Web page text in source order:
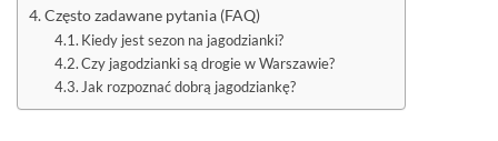
Często zadawane pytania (FAQ)
Kiedy jest sezon na jagodzianki?
Czy jagodzianki są drogie w Warszawie?
Jak rozpoznać dobrą jagodziankę?